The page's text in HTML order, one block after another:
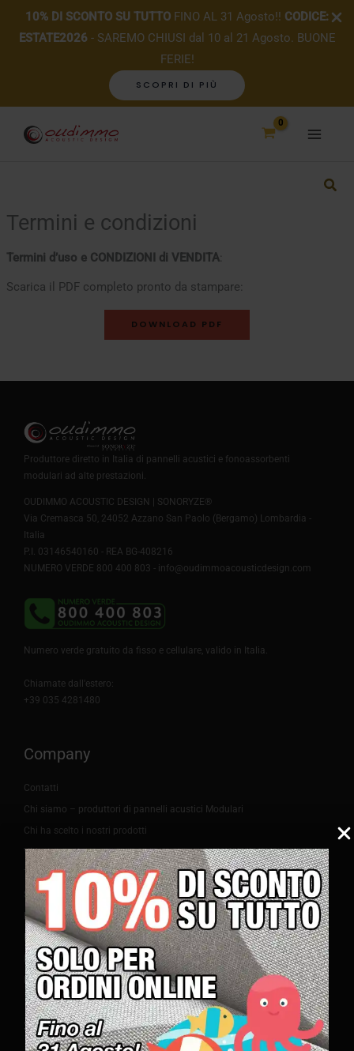
10% DI SCONTO SU TUTTO FINO AL 31 Agosto!! CODICE:
ESTATE2026- SAREMO CHIUSI dal 10 al 21 Agosto. BUONE
FERIE!
SCOPRI DI PIÙ
Termini e condizioni
Termini d’uso e CONDIZIONI di VENDITA:
Scarica il PDF completo pronto da stampare:
DOWNLOAD PDF
Produttore diretto in Italia di pannelli acustici e fonoassorbenti
modulari ad alte prestazioni.
OUDIMMO ACOUSTIC DESIGN | SONORYZE®
Via Cremasca 50, 24052 Azzano San Paolo (Bergamo) Lombardia -
Italia
P.I. 03146540160 - REA BG-408216
NUMERO VERDE 800 400 803 - info@oudimmoacousticdesign.com
Numero verde gratuito da fisso e cellulare, valido in Italia.
Chiamate dall'estero:
+39 035 4281480
Company
Contatti
Chi siamo – produttori di pannelli acustici Modulari
Chi ha scelto i nostri prodotti
Video
Test Acustici
Salute e sicurezza
Listini prezzi
Brochure
Press
Blog
Servizio Clienti